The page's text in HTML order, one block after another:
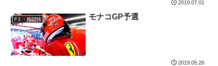
2019.07.01
F１・格闘技 モナコGP予選
2019.05.26